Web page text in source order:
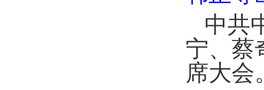
中共
宁、蔡
席大会